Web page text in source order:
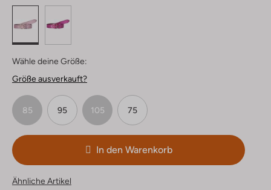
Wähle deine Größe:
Größe ausverkauft?
85 95 105 75
In den Warenkorb
Ähnliche Artikel